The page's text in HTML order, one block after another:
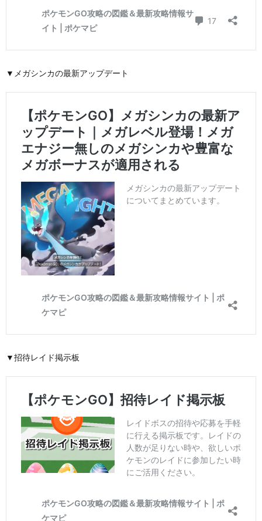
▼メガシンカの最新アップデート
▼招待レイド掲示板